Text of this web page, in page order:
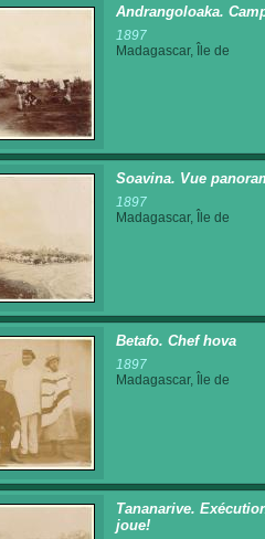
Andrangoloaka.
1897
Madagascar, Île de
Soavina. Vue
1897
Madagascar, Île de
Betafo. Chef hova
1897
Madagascar, Île de
Tananarive.
joue!